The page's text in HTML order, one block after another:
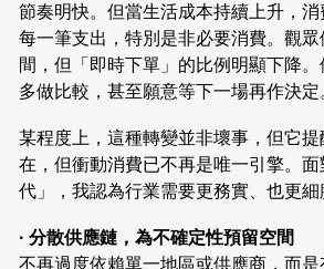
節奏明快。但當生活成本持續上升，
每一筆支出，特別是非必要消費。觀
間，但「即時下單」的比例明顯下降。
多做比較，甚至願意等下一場再作決定
某程度上，這種轉變並非壞事，但它
在，但衝動消費已不再是唯一引擎。
代」，我認為行業需要更務實、也更細
· 分散供應鏈，為不確定性預留空間
不再過度依賴單一地區或供應商，而